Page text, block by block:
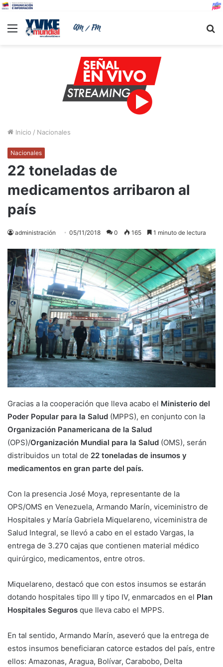
Menu
Inicio / Nacionales
Nacionales
22 toneladas de
medicamentos arribaron al
país
administración 05/11/2018 0 165 1 minuto de lectura
Gracias a la cooperación que lleva acabo el Ministerio del
Poder Popular para la Salud (MPPS), en conjunto con la
Organización Panamericana de la Salud
(OPS)/Organización Mundial para la Salud (OMS), serán
distribuidos un total de 22 toneladas de insumos y
medicamentos en gran parte del país.
Con la presencia José Moya, representante de la
OPS/OMS en Venezuela, Armando Marín, viceministro de
Hospitales y María Gabriela Miquelareno, viceministra de
Salud Integral, se llevó a cabo en el estado Vargas, la
entrega de 3.270 cajas que contienen material médico
quirúrgico, medicamentos, entre otros.
Miquelareno, destacó que con estos insumos se estarán
dotando hospitales tipo III y tipo IV, enmarcados en el Plan
Hospitales Seguros que lleva cabo el MPPS.
En tal sentido, Armando Marín, aseveró que la entrega de
estos insumos beneficiaran catorce estados del país, entre
ellos: Amazonas, Aragua, Bolívar, Carabobo, Delta